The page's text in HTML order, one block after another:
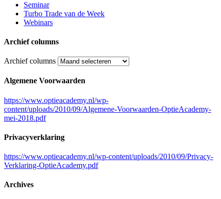
Seminar
Turbo Trade van de Week
Webinars
Archief columns
Archief columns
Algemene Voorwaarden
https://www.optieacademy.nl/wp-
content/uploads/2010/09/Algemene-Voorwaarden-OptieAcademy-
mei-2018.pdf
Privacyverklaring
https://www.optieacademy.nl/wp-content/uploads/2010/09/Privacy-
Verklaring-OptieAcademy.pdf
Archives